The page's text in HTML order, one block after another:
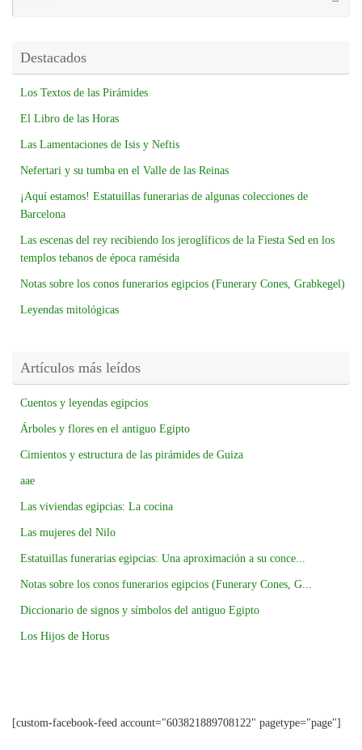
Destacados
Los Textos de las Pirámides
El Libro de las Horas
Las Lamentaciones de Isis y Neftis
Nefertari y su tumba en el Valle de las Reinas
¡Aquí estamos! Estatuillas funerarias de algunas colecciones de
Barcelona
Las escenas del rey recibiendo los jeroglíficos de la Fiesta Sed en los
templos tebanos de época ramésida
Notas sobre los conos funerarios egipcios (Funerary Cones, Grabkegel)
Leyendas mitológicas
Artículos más leídos
Cuentos y leyendas egipcios
Árboles y flores en el antiguo Egipto
Cimientos y estructura de las pirámides de Guiza
aae
Las viviendas egipcias: La cocina
Las mujeres del Nilo
Estatuillas funerarias egipcias: Una aproximación a su conce...
Notas sobre los conos funerarios egipcios (Funerary Cones, G...
Diccionario de signos y símbolos del antiguo Egipto
Los Hijos de Horus
[custom-facebook-feed account="603821889708122" pagetype="page"]